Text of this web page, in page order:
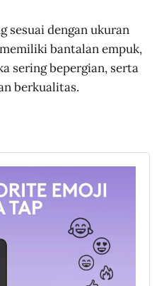
sesuai dengan ukuran
bantalan empuk,
sering bepergian, serta
berkualitas.